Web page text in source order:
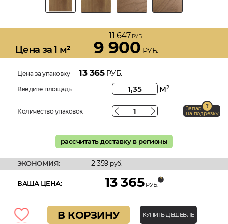
Цена за 1 м²
11 647РУБ.
9 900 РУБ.
Цена за упаковку 13 365РУБ.
Введите площадь м2
Количество упаковок Запас
на подрезку
рассчитать доставку в регионы
ЭКОНОМИЯ: 2 359 руб.
ВАША ЦЕНА: 13 365 РУБ.
В КОРЗИНУ КУПИТЬ ДЕШЕВЛЕ